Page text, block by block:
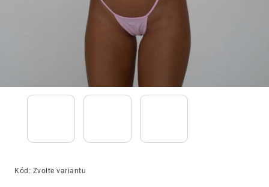
Kód: Zvolte variantu